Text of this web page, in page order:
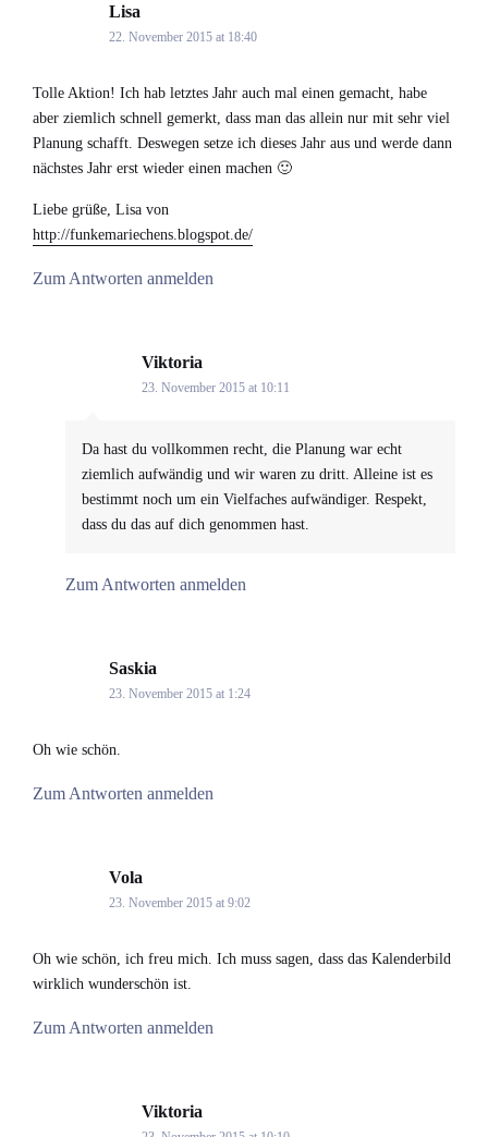
Lisa
22. November 2015 at 18:40
Tolle Aktion! Ich hab letztes Jahr auch mal einen gemacht, habe
aber ziemlich schnell gemerkt, dass man das allein nur mit sehr viel
Planung schafft. Deswegen setze ich dieses Jahr aus und werde dann
nächstes Jahr erst wieder einen machen 🙂
Liebe grüße, Lisa von
http://funkemariechens.blogspot.de/
Zum Antworten anmelden
Viktoria
23. November 2015 at 10:11
Da hast du vollkommen recht, die Planung war echt
ziemlich aufwändig und wir waren zu dritt. Alleine ist es
bestimmt noch um ein Vielfaches aufwändiger. Respekt,
dass du das auf dich genommen hast.
Zum Antworten anmelden
Saskia
23. November 2015 at 1:24
Oh wie schön.
Zum Antworten anmelden
Vola
23. November 2015 at 9:02
Oh wie schön, ich freu mich. Ich muss sagen, dass das Kalenderbild
wirklich wunderschön ist.
Zum Antworten anmelden
Viktoria